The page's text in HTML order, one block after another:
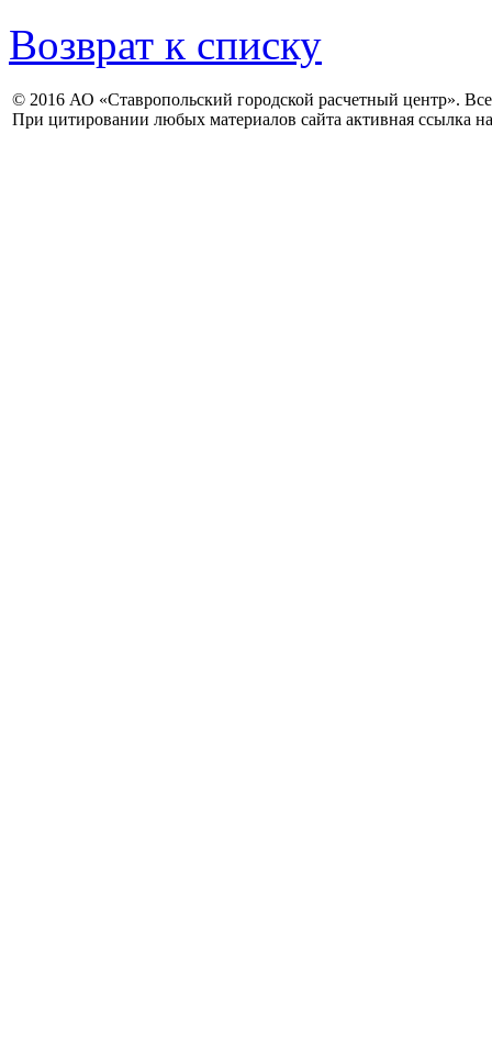
Возврат к списку
© 2016 АО «Ставропольский городской расчетный центр».
При цитировании любых материалов сайта активная ссылка